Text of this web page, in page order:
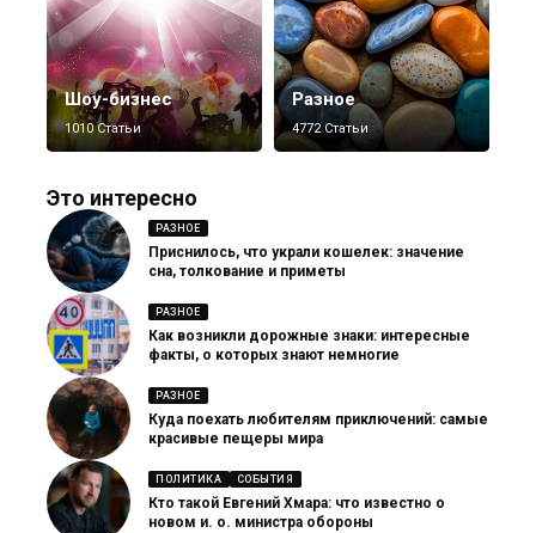
Шоу-бизнес
1010 Статьи
Разное
4772 Статьи
Это интересно
РАЗНОЕ
Приснилось, что украли кошелек: значение
сна, толкование и приметы
РАЗНОЕ
Как возникли дорожные знаки: интересные
факты, о которых знают немногие
РАЗНОЕ
Куда поехать любителям приключений: самые
красивые пещеры мира
ПОЛИТИКА СОБЫТИЯ
Кто такой Евгений Хмара: что известно о
новом и. о. министра обороны